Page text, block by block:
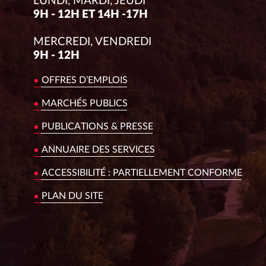
9H - 12H ET 14H -17H
MERCREDI, VENDREDI
9H - 12H
OFFRES D’EMPLOIS
MARCHÉS PUBLICS
PUBLICATIONS & PRESSE
ANNUAIRE DES SERVICES
ACCESSIBILITÉ : PARTIELLEMENT CONFORME
PLAN DU SITE